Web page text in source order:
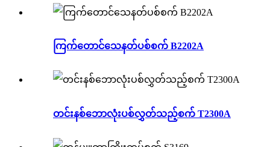
ကြက်တောင်သေနတ်ပစ်စက် B2202A
တင်းနစ်ဘောလုံးပစ်လွှတ်သည့်စက် T2300A